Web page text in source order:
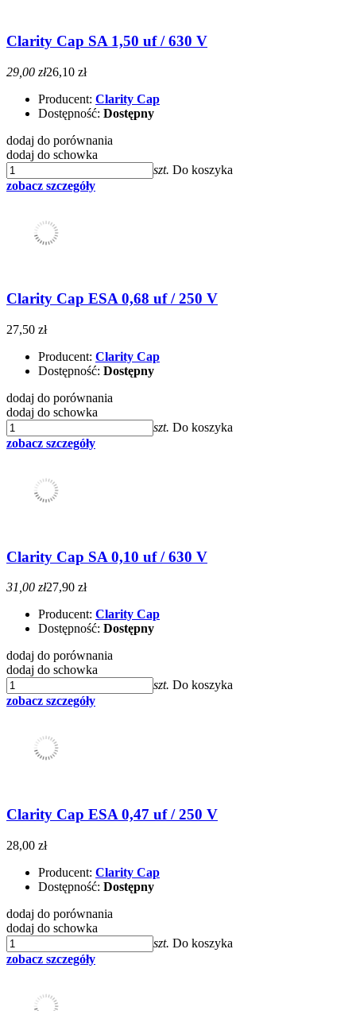
Clarity Cap SA 1,50 uf / 630 V
29,00 zł26,10 zł
Producent: Clarity Cap
Dostępność: Dostępny
dodaj do porównania
dodaj do schowka
szt. Do koszyka
zobacz szczegóły
Clarity Cap ESA 0,68 uf / 250 V
27,50 zł
Producent: Clarity Cap
Dostępność: Dostępny
dodaj do porównania
dodaj do schowka
szt. Do koszyka
zobacz szczegóły
Clarity Cap SA 0,10 uf / 630 V
31,00 zł27,90 zł
Producent: Clarity Cap
Dostępność: Dostępny
dodaj do porównania
dodaj do schowka
szt. Do koszyka
zobacz szczegóły
Clarity Cap ESA 0,47 uf / 250 V
28,00 zł
Producent: Clarity Cap
Dostępność: Dostępny
dodaj do porównania
dodaj do schowka
szt. Do koszyka
zobacz szczegóły